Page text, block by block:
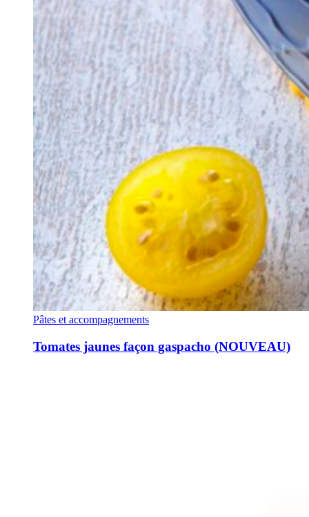
Pâtes et accompagnements
Tomates jaunes façon gaspacho (NOUVEAU)